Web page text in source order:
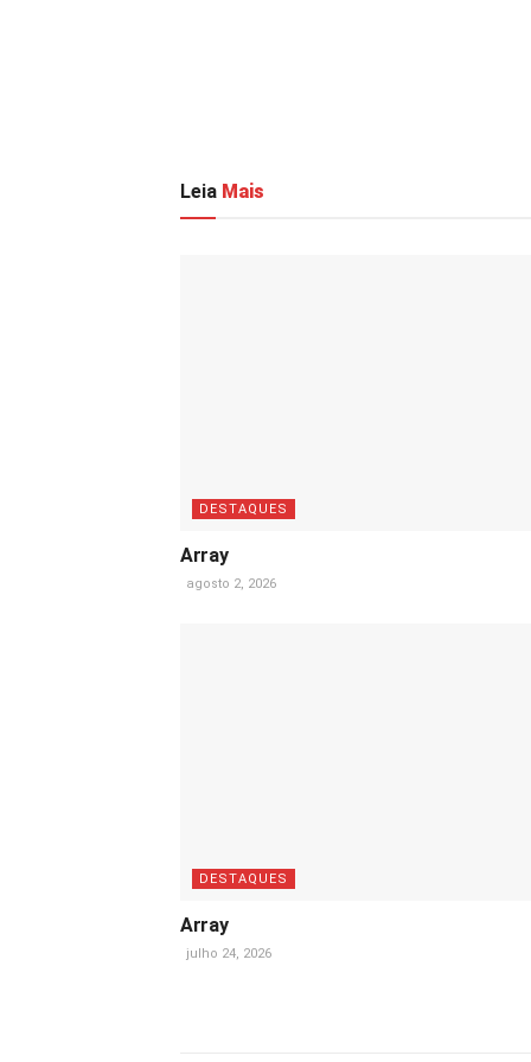
Leia Mais
DESTAQUES
Array
agosto 2, 2026
DESTAQUES
Array
julho 24, 2026